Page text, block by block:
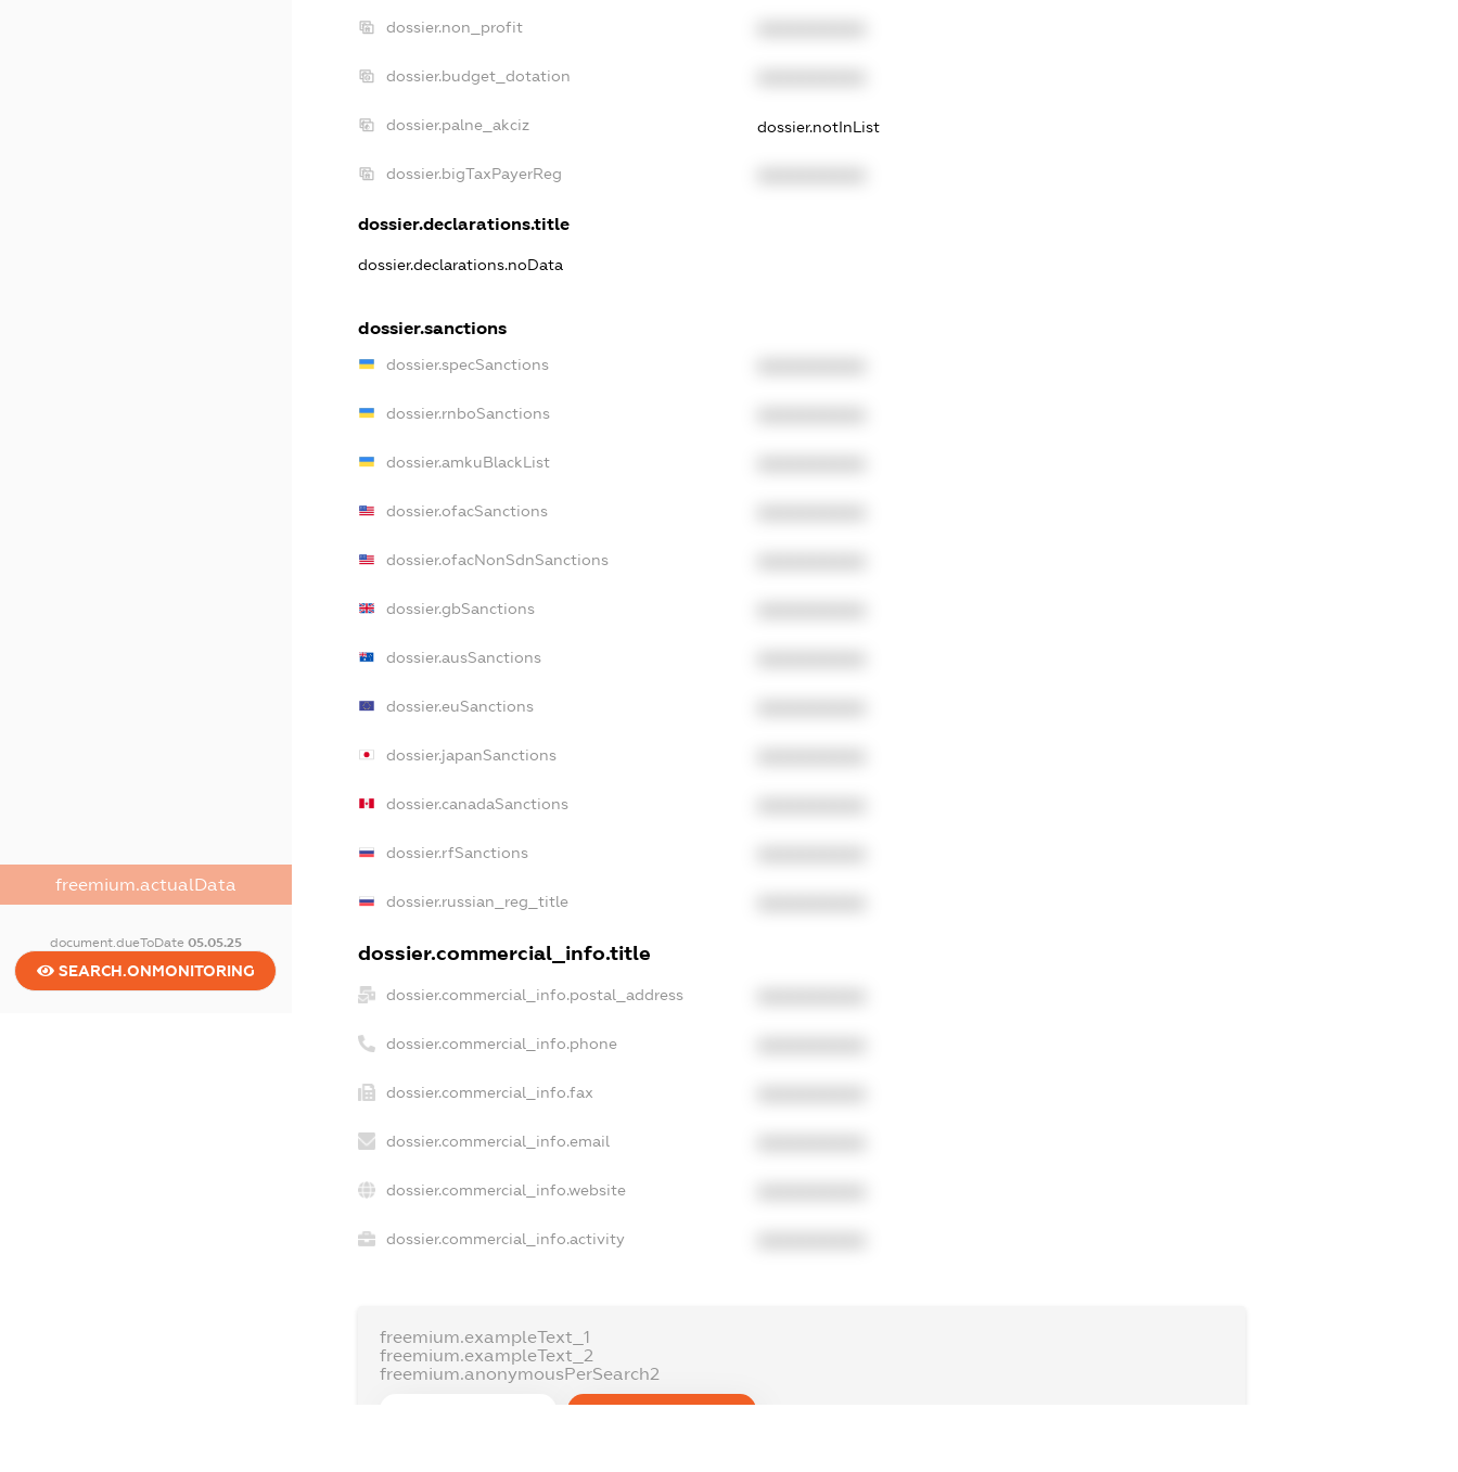
freemium.actualData
document.dueToDate 05.05.25
SEARCH.ONMONITORING
dossier.non_profit
dossier.budget_dotation
dossier.palne_akciz dossier.notInList
dossier.bigTaxPayerReg
dossier.declarations.title
dossier.declarations.noData
dossier.sanctions
dossier.specSanctions
dossier.rnboSanctions
dossier.amkuBlackList
dossier.ofacSanctions
dossier.ofacNonSdnSanctions
dossier.gbSanctions
dossier.ausSanctions
dossier.euSanctions
dossier.japanSanctions
dossier.canadaSanctions
dossier.rfSanctions
dossier.russian_reg_title
dossier.commercial_info.title
dossier.commercial_info.postal_address
dossier.commercial_info.phone
dossier.commercial_info.fax
dossier.commercial_info.email
dossier.commercial_info.website
dossier.commercial_info.activity
freemium.exampleText_1
freemium.exampleText_2
freemium.anonymousPerSearch2
FREEMIUM.REGISTER